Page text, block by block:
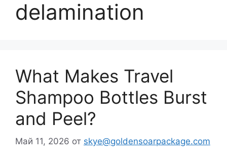
delamination
What Makes Travel
Shampoo Bottles Burst
and Peel?
Май 11, 2026 от skye@goldensoarpackage.com